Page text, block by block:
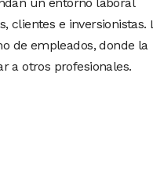
clientes e inversionistas.
de empleados, donde la
a otros profesionales.